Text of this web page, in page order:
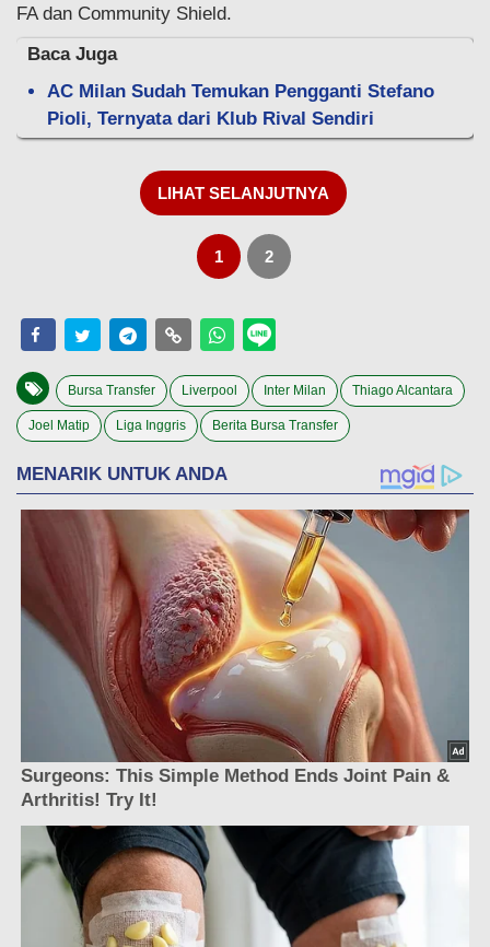
FA dan Community Shield.
Baca Juga
AC Milan Sudah Temukan Pengganti Stefano
Pioli, Ternyata dari Klub Rival Sendiri
LIHAT SELANJUTNYA
1 2
Bursa Transfer Liverpool Inter Milan Thiago Alcantara
Joel Matip Liga Inggris Berita Bursa Transfer